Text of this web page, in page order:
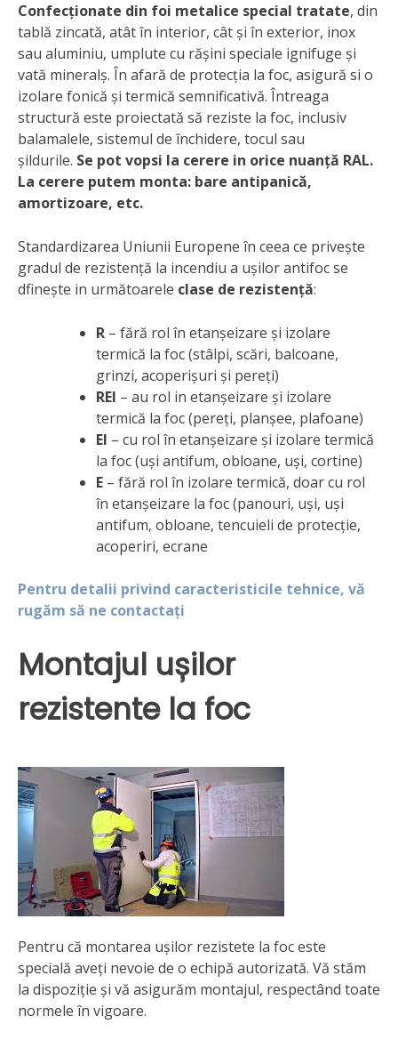
Confecționate din foi metalice special tratate, din
tablă zincată, atât în interior, cât și în exterior, inox
sau aluminiu, umplute cu rășini speciale ignifuge și
vată mineralș. În afară de protecția la foc, asigură si o
izolare fonică și termică semnificativă. Întreaga
structură este proiectată să reziste la foc, inclusiv
balamalele, sistemul de închidere, tocul sau
șildurile. Se pot vopsi la cerere in orice nuanță RAL.
La cerere putem monta: bare antipanică,
amortizoare, etc.
Standardizarea Uniunii Europene în ceea ce privește
gradul de rezistență la incendiu a ușilor antifoc se
dfinește in următoarele clase de rezistență:
R – fără rol în etanșeizare și izolare
termică la foc (stâlpi, scări, balcoane,
grinzi, acoperișuri și pereți)
REI – au rol in etanșeizare și izolare
termică la foc (pereți, planșee, plafoane)
EI – cu rol în etanșeizare și izolare termică
la foc (uși antifum, obloane, uși, cortine)
E – fără rol în izolare termică, doar cu rol
în etanșeizare la foc (panouri, uși, uși
antifum, obloane, tencuieli de protecție,
acoperiri, ecrane
Pentru detalii privind caracteristicile tehnice, vă
rugăm să ne contactați
Montajul ușilor
rezistente la foc
Pentru că montarea ușilor rezistete la foc este
specială aveți nevoie de o echipă autorizată. Vă stăm
la dispoziție și vă asigurăm montajul, respectând toate
normele în vigoare.